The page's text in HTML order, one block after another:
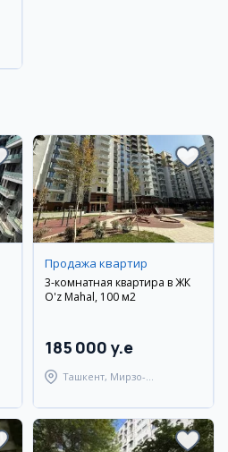
Продажа квартир
3-комнатная квартира в ЖК
O'z Mahal, 100 м2
185 000 y.e
Ташкент, Мирзо-